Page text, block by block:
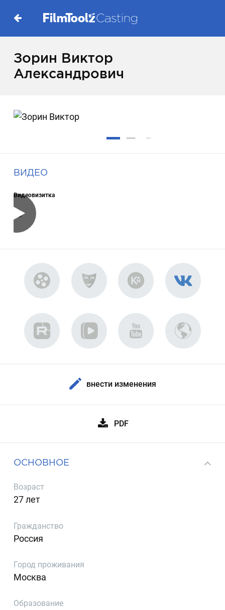
Зорин Виктор
Александрович
ВИДЕО
Видеовизитка
внести изменения
PDF
ОСНОВНОЕ
Возраст
27 лет
Гражданство
Россия
Город проживания
Москва
Образование